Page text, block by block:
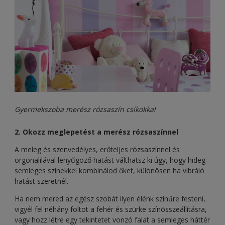
Gyermekszoba merész rózsaszín csíkokkal
2. Okozz meglepetést a merész rózsaszínnel
A meleg és szenvedélyes, erőteljes rózsaszínnel és
orgonalilával lenyűgöző hatást válthatsz ki úgy, hogy hideg
semleges színekkel kombinálod őket, különösen ha vibráló
hatást szeretnél.
Ha nem mered az egész szobát ilyen élénk színűre festeni,
vigyél fel néhány foltot a fehér és szürke színösszeállításra,
vagy hozz létre egy tekintetet vonzó falat a semleges háttér